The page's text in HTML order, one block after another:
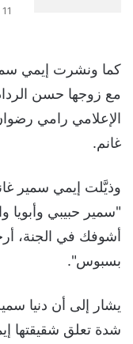
11 أغسطس، 2025
كما ونشرت إيمي
مع زوجها حسن
الإعلامي رامي
غانم.
وذيَّلت إيمي سمير
"سمير حبيبي وأبويا
أشوفك في الجنة،
بسبوس".
يشار إلى أن دنيا
شدة تعلق شقيقتها